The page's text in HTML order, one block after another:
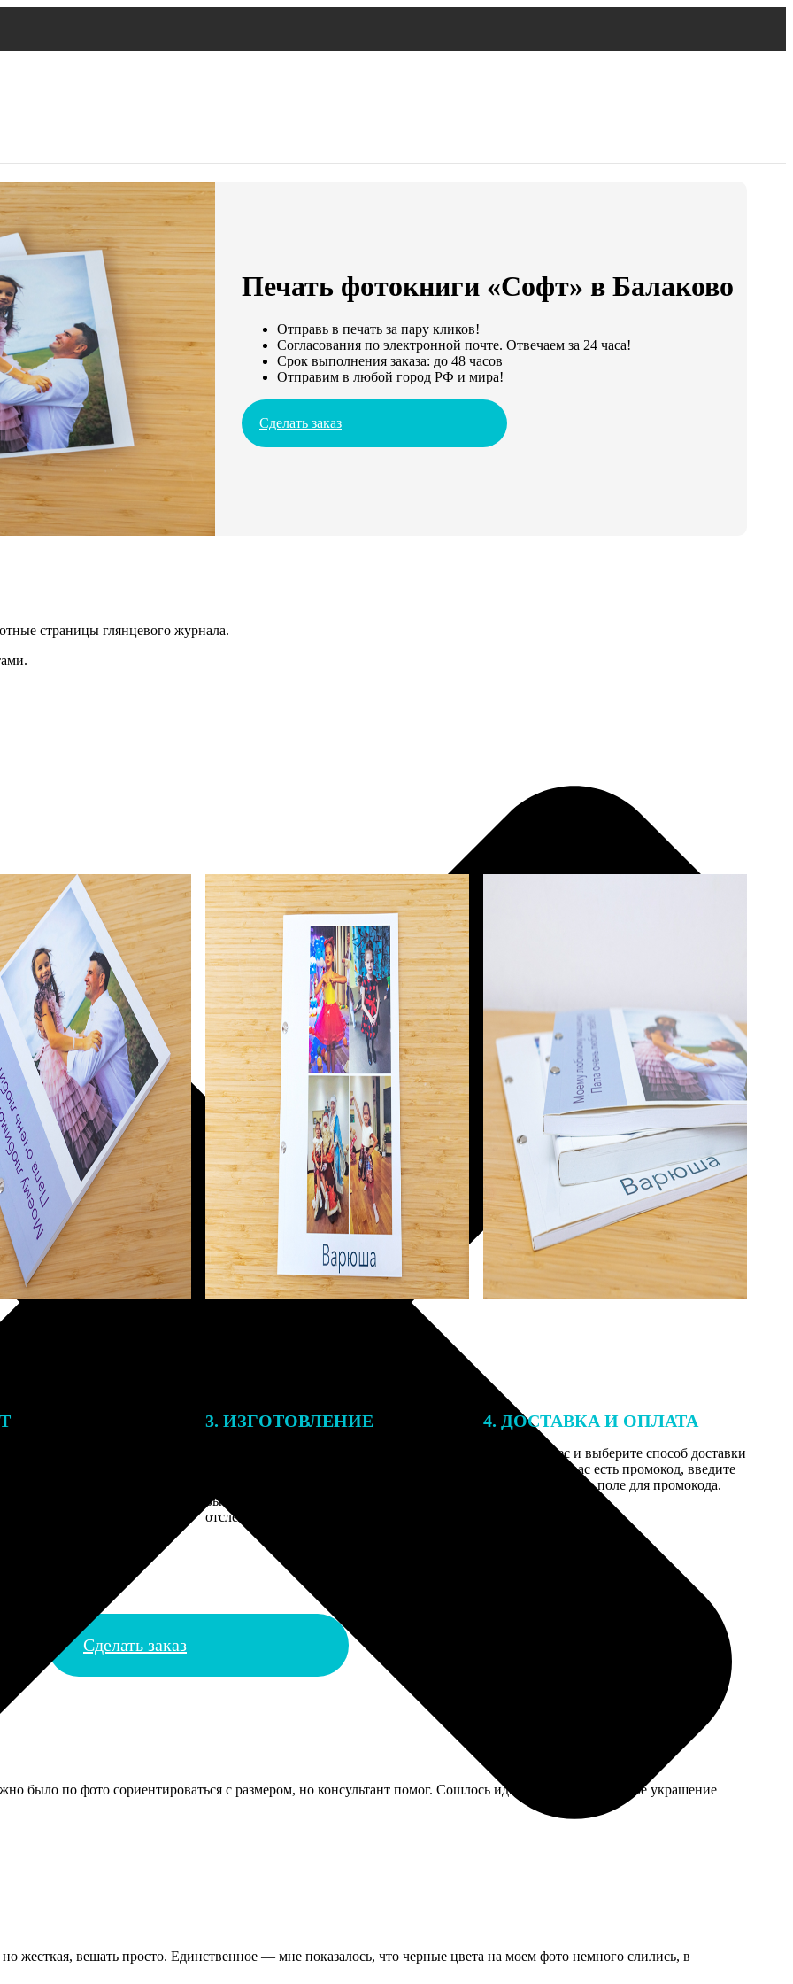
Печать фотокниги «Софт» в Балаково
Отправь в печать за пару кликов!
Согласования по электронной почте. Отвечаем за 24 часа!
Срок выполнения заказа: до 48 часов
Отправим в любой город РФ и мира!
Сделать заказ
страницы глянцевого журнала.
3. ИЗГОТОВЛЕНИЕ
вы получите письмо с трек-номером для
отслеживания.
4. ДОСТАВКА И ОПЛАТА
Введите адрес и выберите способ доставки
заказа. Если у вас есть промокод, введите
его в специальное поле для промокода.
Сделать заказ
было по фото сориентироваться с размером, но консультант помог. Сошлось идеально, теперь главное украшение
жесткая, вешать просто. Единственное — мне показалось, что черные цвета на моем фото немного слились, в